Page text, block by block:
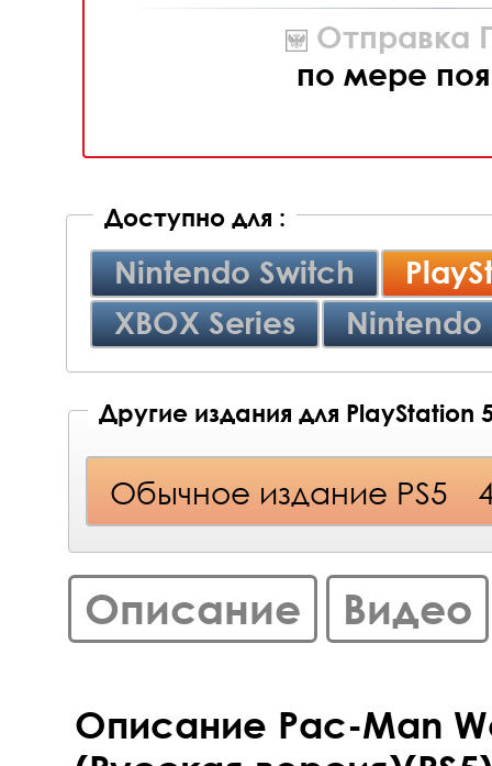
Отправка
по мере
Доступно для :
Nintendo Switch
XBOX Series
Nintendo
Другие издания для PlayStation
Обычное издание PS5
Описание Видео
Описание Pac-Man